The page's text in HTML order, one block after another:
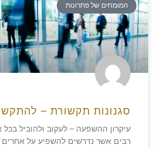
המומחים של פתרונות
סגנונות תקשורת –
עיקרון ההשפעה – לעקוב ולהוביל בכל
רבים אשר נדרשים להשפיע על אחרים